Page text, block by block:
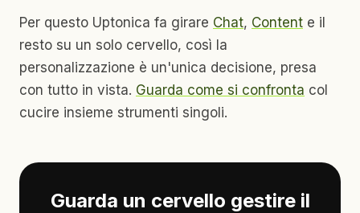
Per questo Uptonica fa girare Chat, Content e il
resto su un solo cervello, così la
personalizzazione è un'unica decisione, presa
con tutto in vista. Guarda come si confronta col
cucire insieme strumenti singoli.
Guarda un cervello gestire il